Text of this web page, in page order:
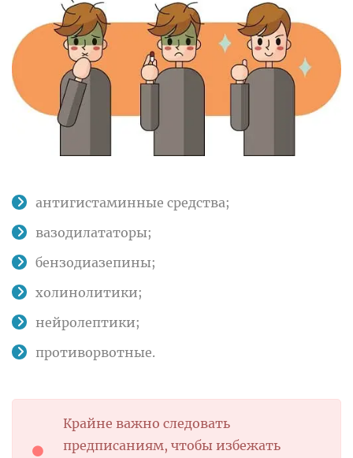
антигистаминные средства;
вазодилататоры;
бензодиазепины;
холинолитики;
нейролептики;
противорвотные.
Крайне важно следовать
предписаниям, чтобы избежать